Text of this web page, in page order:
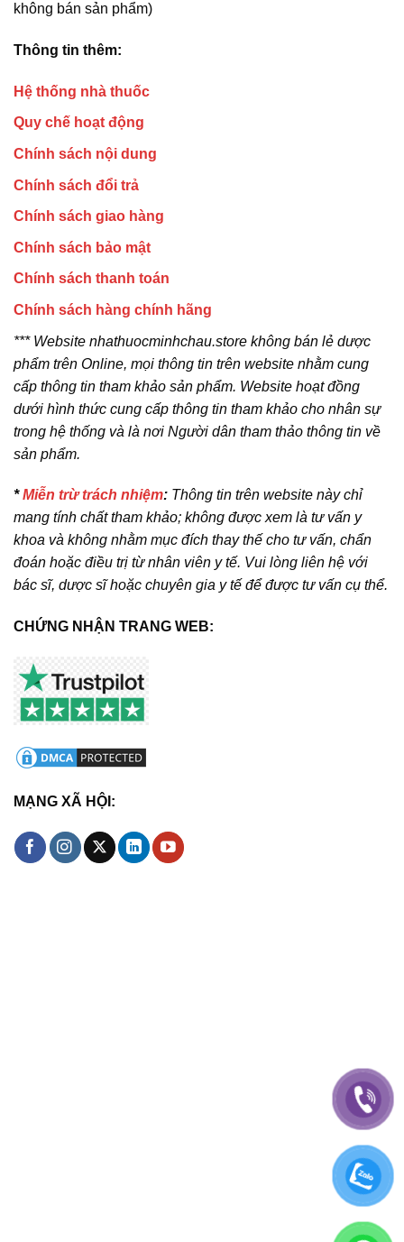
không bán sản phẩm)
Thông tin thêm:
Hệ thống nhà thuốc
Quy chế hoạt động
Chính sách nội dung
Chính sách đổi trả
Chính sách giao hàng
Chính sách bảo mật
Chính sách thanh toán
Chính sách hàng chính hãng
*** Website nhathuocminhchau.store không bán lẻ dược
phẩm trên Online, mọi thông tin trên website nhằm cung
cấp thông tin tham khảo sản phẩm. Website hoạt đồng
dưới hình thức cung cấp thông tin tham khảo cho nhân sự
trong hệ thống và là nơi Người dân tham thảo thông tin về
sản phẩm.
*Miễn trừ trách nhiệm: Thông tin trên website này chỉ
mang tính chất tham khảo; không được xem là tư vấn y
khoa và không nhằm mục đích thay thế cho tư vấn, chẩn
đoán hoặc điều trị từ nhân viên y tế. Vui lòng liên hệ với
bác sĩ, dược sĩ hoặc chuyên gia y tế để được tư vấn cụ thể.
CHỨNG NHẬN TRANG WEB:
MẠNG XÃ HỘI: